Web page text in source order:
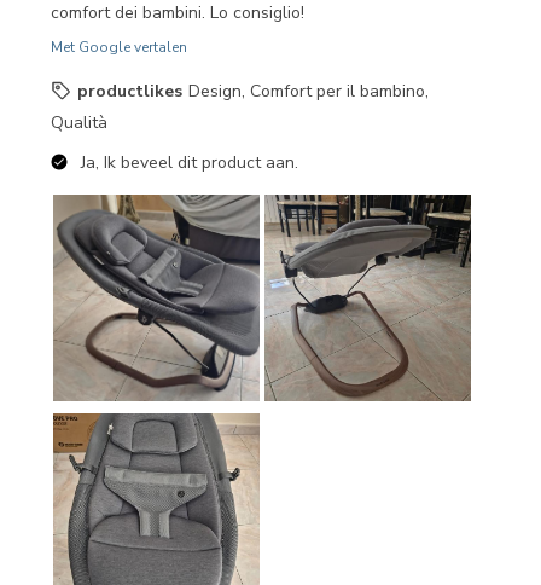
comfort dei bambini. Lo consiglio!
Met Google vertalen
productlikes Design, Comfort per il bambino,
Qualità
Ja, Ik beveel dit product aan.